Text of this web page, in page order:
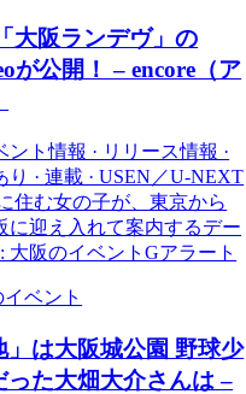
大阪ランデヴ」の
が公開！ – encore（ア
ント情報 · リリース情報 ·
り · 連載 · USEN／U-NEXT
住む女の子が、東京から
に迎え入れて案内するデー
大阪のイベントGアラート
ベント
」は大阪城公園 野球少
った大畑大介さんは –